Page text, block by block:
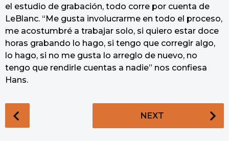
el estudio de grabación, todo corre por cuenta de
LeBlanc. “Me gusta involucrarme en todo el proceso,
me acostumbré a trabajar solo, si quiero estar doce
horas grabando lo hago, si tengo que corregir algo,
lo hago, si no me gusta lo arreglo de nuevo, no
tengo que rendirle cuentas a nadie” nos confiesa
Hans.
o
NEXT